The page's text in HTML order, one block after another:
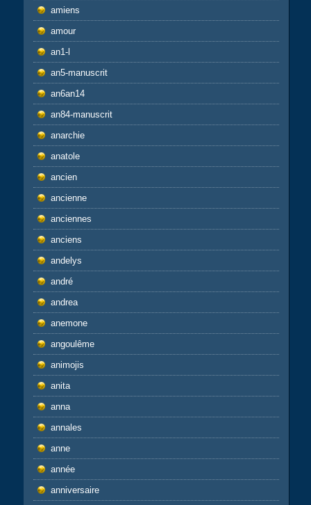
amiens
amour
an1-l
an5-manuscrit
an6an14
an84-manuscrit
anarchie
anatole
ancien
ancienne
anciennes
anciens
andelys
andré
andrea
anemone
angoulême
animojis
anita
anna
annales
anne
année
anniversaire